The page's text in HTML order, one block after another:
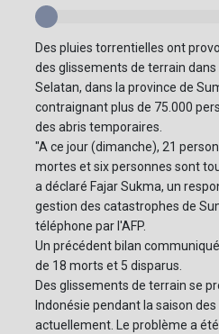
Des pluies torrentielles ont
des glissements de terrain
Selatan, dans la province de
contraignant plus de 75.000
des abris temporaires.
"A ce jour (dimanche), 21
mortes et six personnes sont
a déclaré Fajar Sukma, un
gestion des catastrophes de
téléphone par l'AFP.
Un précédent bilan
de 18 morts et 5 disparus.
Des glissements de terrain se
Indonésie pendant la saison
actuellement. Le problème a